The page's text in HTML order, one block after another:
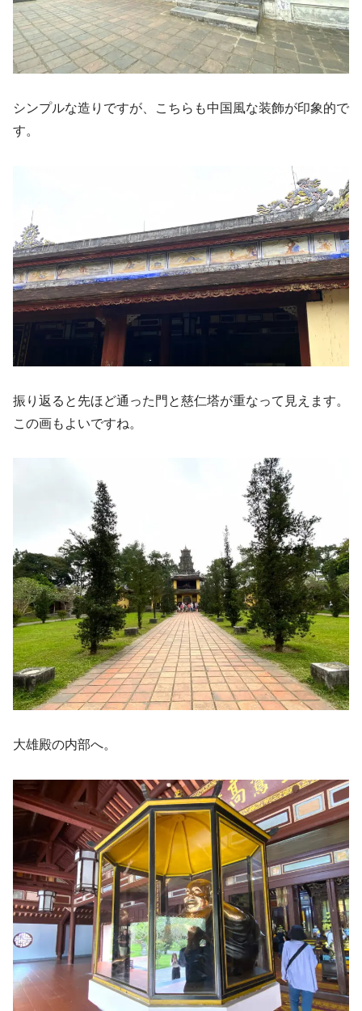
シンプルな造りですが、こちらも中国風な装飾が印象的で
す。
振り返ると先ほど通った門と慈仁塔が重なって見えます。
この画もよいですね。
大雄殿の内部へ。